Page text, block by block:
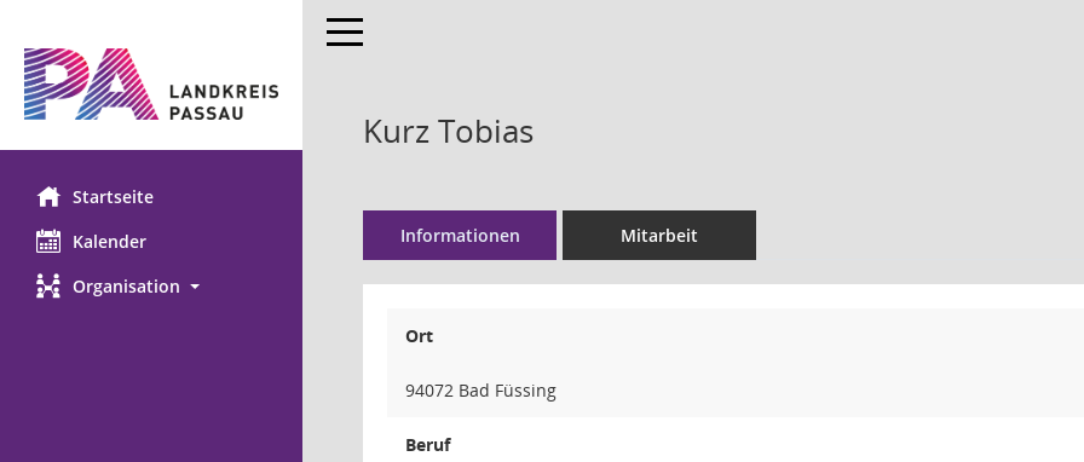
Startseite
Kalender
Organisation
Toggle navigation
Kurz Tobias
Informationen Mitarbeit
Ort
94072 Bad Füssing
Beruf